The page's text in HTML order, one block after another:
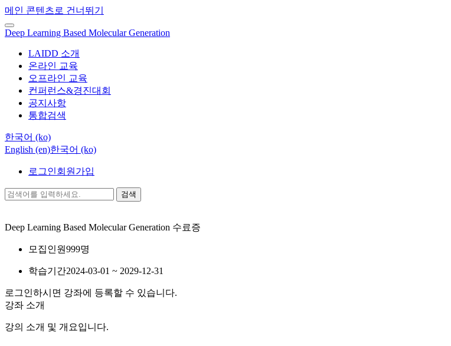
메인 콘텐츠로 건너뛰기
Deep Learning Based Molecular Generation
LAIDD 소개
온라인 교육
오프라인 교육
컨퍼런스&경진대회
공지사항
통합검색
한국어 ‎(ko)‎
English ‎(en)‎한국어 ‎(ko)‎
로그인회원가입
검색
Deep Learning Based Molecular Generation 수료증
모집인원999명
학습기간2024-03-01 ~ 2029-12-31
로그인하시면 강좌에 등록할 수 있습니다.
강좌 소개
강의 소개 및 개요입니다.